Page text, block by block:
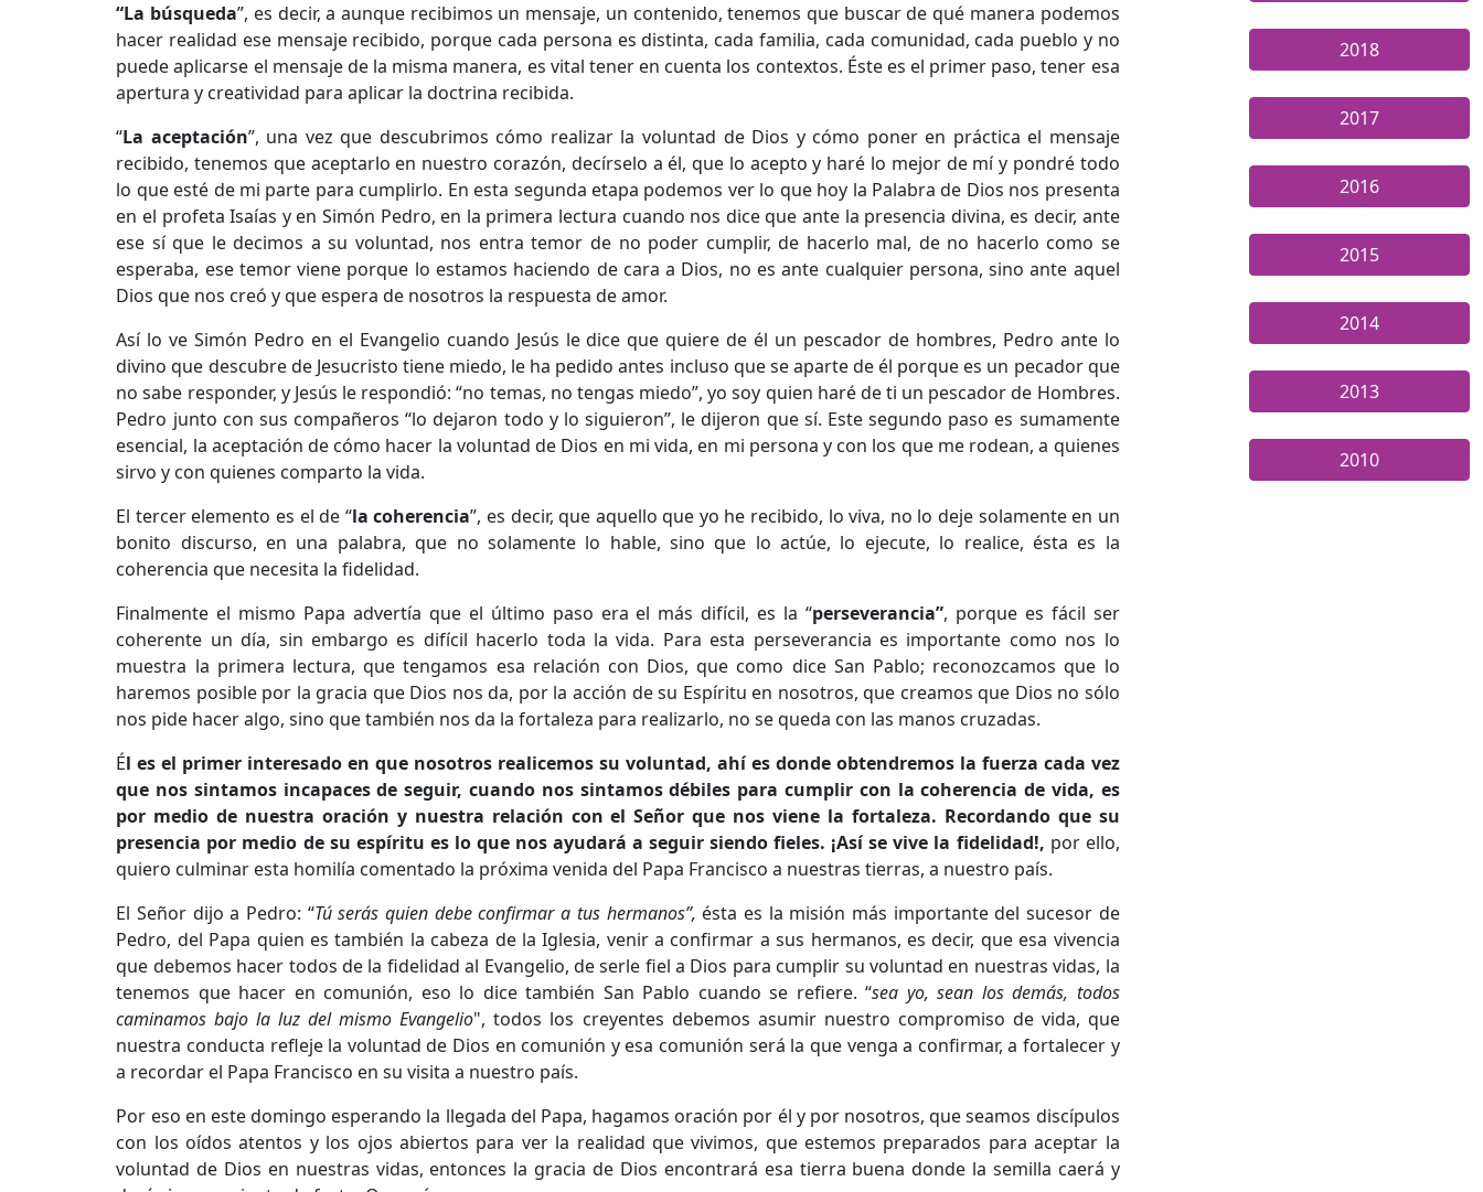
“La búsqueda”, es decir, a aunque recibimos un mensaje, un contenido, tenemos que buscar de qué manera podemos
hacer realidad ese mensaje recibido, porque cada persona es distinta, cada familia, cada comunidad, cada pueblo y no
puede aplicarse el mensaje de la misma manera, es vital tener en cuenta los contextos. Éste es el primer paso, tener esa
apertura y creatividad para aplicar la doctrina recibida.
“La aceptación”, una vez que descubrimos cómo realizar la voluntad de Dios y cómo poner en práctica el mensaje
recibido, tenemos que aceptarlo en nuestro corazón, decírselo a él, que lo acepto y haré lo mejor de mí y pondré todo
lo que esté de mi parte para cumplirlo. En esta segunda etapa podemos ver lo que hoy la Palabra de Dios nos presenta
en el profeta Isaías y en Simón Pedro, en la primera lectura cuando nos dice que ante la presencia divina, es decir, ante
ese sí que le decimos a su voluntad, nos entra temor de no poder cumplir, de hacerlo mal, de no hacerlo como se
esperaba, ese temor viene porque lo estamos haciendo de cara a Dios, no es ante cualquier persona, sino ante aquel
Dios que nos creó y que espera de nosotros la respuesta de amor.
Así lo ve Simón Pedro en el Evangelio cuando Jesús le dice que quiere de él un pescador de hombres, Pedro ante lo
divino que descubre de Jesucristo tiene miedo, le ha pedido antes incluso que se aparte de él porque es un pecador que
no sabe responder, y Jesús le respondió: “no temas, no tengas miedo”, yo soy quien haré de ti un pescador de Hombres.
Pedro junto con sus compañeros “lo dejaron todo y lo siguieron”, le dijeron que sí. Este segundo paso es sumamente
esencial, la aceptación de cómo hacer la voluntad de Dios en mi vida, en mi persona y con los que me rodean, a quienes
sirvo y con quienes comparto la vida.
El tercer elemento es el de “la coherencia”, es decir, que aquello que yo he recibido, lo viva, no lo deje solamente en un
bonito discurso, en una palabra, que no solamente lo hable, sino que lo actúe, lo ejecute, lo realice, ésta es la
coherencia que necesita la fidelidad.
Finalmente el mismo Papa advertía que el último paso era el más difícil, es la “perseverancia”, porque es fácil ser
coherente un día, sin embargo es difícil hacerlo toda la vida. Para esta perseverancia es importante como nos lo
muestra la primera lectura, que tengamos esa relación con Dios, que como dice San Pablo; reconozcamos que lo
haremos posible por la gracia que Dios nos da, por la acción de su Espíritu en nosotros, que creamos que Dios no sólo
nos pide hacer algo, sino que también nos da la fortaleza para realizarlo, no se queda con las manos cruzadas.
Él es el primer interesado en que nosotros realicemos su voluntad, ahí es donde obtendremos la fuerza cada vez
que nos sintamos incapaces de seguir, cuando nos sintamos débiles para cumplir con la coherencia de vida, es
por medio de nuestra oración y nuestra relación con el Señor que nos viene la fortaleza. Recordando que su
presencia por medio de su espíritu es lo que nos ayudará a seguir siendo fieles. ¡Así se vive la fidelidad!, por ello,
quiero culminar esta homilía comentado la próxima venida del Papa Francisco a nuestras tierras, a nuestro país.
El Señor dijo a Pedro: “Tú serás quien debe confirmar a tus hermanos”, ésta es la misión más importante del sucesor de
Pedro, del Papa quien es también la cabeza de la Iglesia, venir a confirmar a sus hermanos, es decir, que esa vivencia
que debemos hacer todos de la fidelidad al Evangelio, de serle fiel a Dios para cumplir su voluntad en nuestras vidas, la
tenemos que hacer en comunión, eso lo dice también San Pablo cuando se refiere. “sea yo, sean los demás, todos
caminamos bajo la luz del mismo Evangelio", todos los creyentes debemos asumir nuestro compromiso de vida, que
nuestra conducta refleje la voluntad de Dios en comunión y esa comunión será la que venga a confirmar, a fortalecer y
a recordar el Papa Francisco en su visita a nuestro país.
Por eso en este domingo esperando la llegada del Papa, hagamos oración por él y por nosotros, que seamos discípulos
con los oídos atentos y los ojos abiertos para ver la realidad que vivimos, que estemos preparados para aceptar la
voluntad de Dios en nuestras vidas, entonces la gracia de Dios encontrará esa tierra buena donde la semilla caerá y
2018
2017
2016
2015
2014
2013
2010